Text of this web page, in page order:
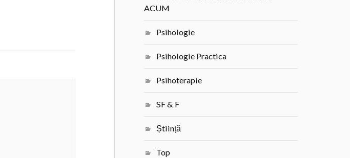
ACUM
Psihologie
Psihologie Practica
Psihoterapie
SF & F
Știință
Top